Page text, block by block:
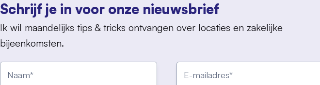
Schrijf je in voor onze nieuwsbrief
Ik wil maandelijks tips & tricks ontvangen over locaties en zakelijke
bijeenkomsten.